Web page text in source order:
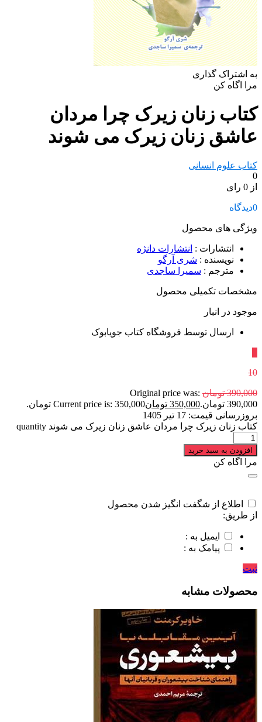
به اشتراک گذاری
مرا اگاه کن
کتاب زنان زیرک چرا مردان
عاشق زنان زیرک می شوند
کتاب علوم انسانی
0
از 0 رای
0دیدگاه
ویژگی های محصول
انتشارات : انتشارات دانژه
نویسنده : شری آرگو
مترجم : سمیرا ساجدی
مشخصات تکمیلی محصول
موجود در انبار
ارسال توسط فروشگاه کتاب جویابوک
10
390,000 تومان Original price was:
390,000 تومان.
350,000 تومانCurrent price is: 350,000 تومان.
بروزرسانی قیمت: 17 تیر 1405
کتاب زنان زیرک چرا مردان عاشق زنان زیرک می شوند quantity
افزودن به سبد خرید
مرا اگاه کن
اطلاع از شگفت انگیز شدن محصول
از طریق:
ایمیل به :
پیامک به :
ثبت
محصولات مشابه